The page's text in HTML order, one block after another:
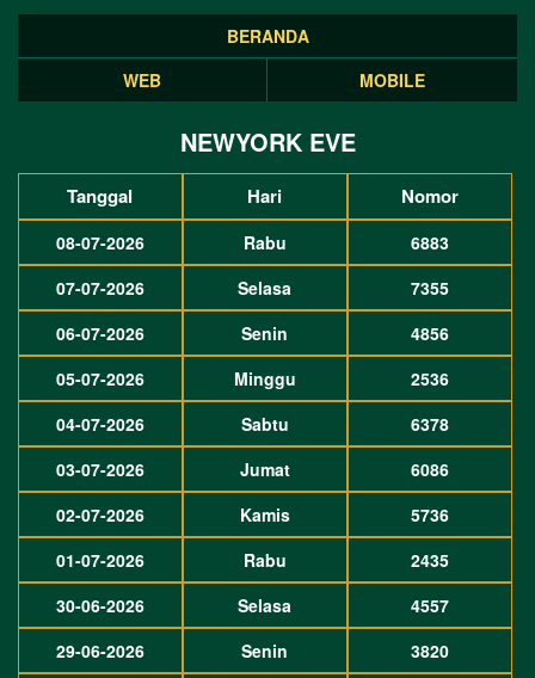
BERANDA
WEB
MOBILE
NEWYORK EVE
Tanggal Hari Nomor
08-07-2026 Rabu
6883
07-07-2026
Selasa
7355
06-07-2026
Senin
4856
05-07-2026
Minggu
2536
04-07-2026
Sabtu
6378
03-07-2026
Jumat
6086
02-07-2026
Kamis
5736
01-07-2026
Rabu
2435
30-06-2026
Selasa
4557
29-06-2026
Senin 3820